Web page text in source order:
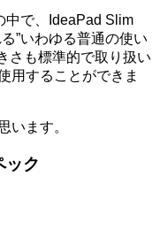
中で、IdeaPad Slim
”いわゆる普通の使い
さも標準的で取り扱い
用することができま
います。
ック